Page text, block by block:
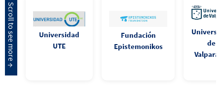
Universidad
UTE
Fundación
Epistemonikos
de